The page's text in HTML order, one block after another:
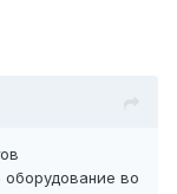
оборудование во